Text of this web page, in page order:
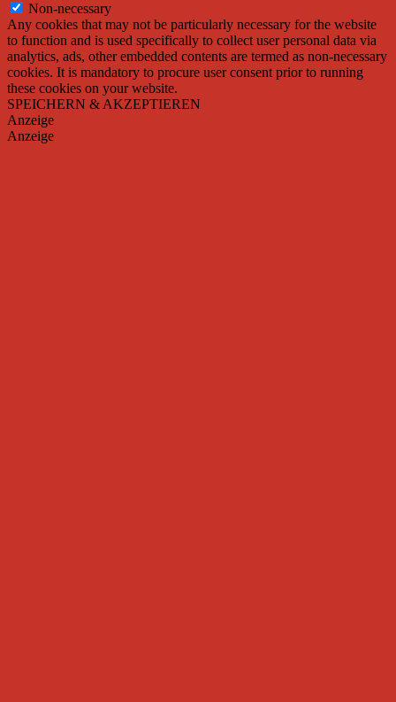
Non-necessary
Any cookies that may not be particularly necessary for the website
to function and is used specifically to collect user personal data via
analytics, ads, other embedded contents are termed as non-necessary
cookies. It is mandatory to procure user consent prior to running
these cookies on your website.
SPEICHERN & AKZEPTIEREN
Anzeige
Anzeige